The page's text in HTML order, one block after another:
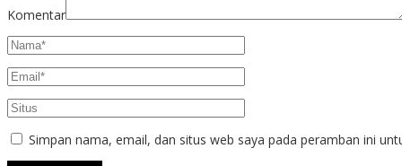
Komentar
Simpan nama, email, dan situs web saya pada peramban ini